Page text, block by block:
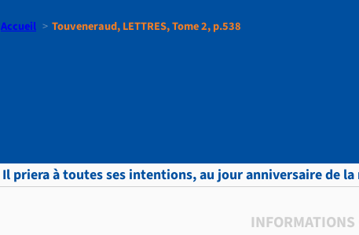
Accueil Touveneraud, LETTRES, Tome 2, p.538
Il priera à toutes ses intentions, au jour anniversaire de